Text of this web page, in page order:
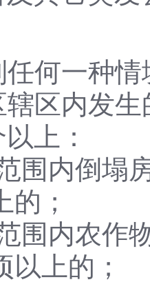
何一种情
区内发生
上：
围内倒塌
的；
围内农作
以上的；